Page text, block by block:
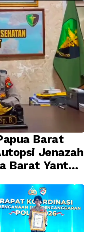
Barat
Jenazah
Barat Yanto